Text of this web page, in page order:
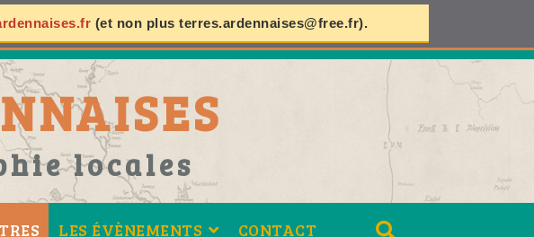
(et non plus terres.ardennaises@free.fr).
locales
LES ÉVÈNEMENTS CONTACT